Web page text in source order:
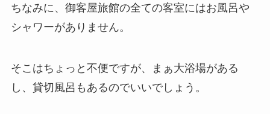
ちなみに、御客屋旅館の全ての客室にはお風呂や
シャワーがありません。
そこはちょっと不便ですが、まぁ大浴場がある
し、貸切風呂もあるのでいいでしょう。